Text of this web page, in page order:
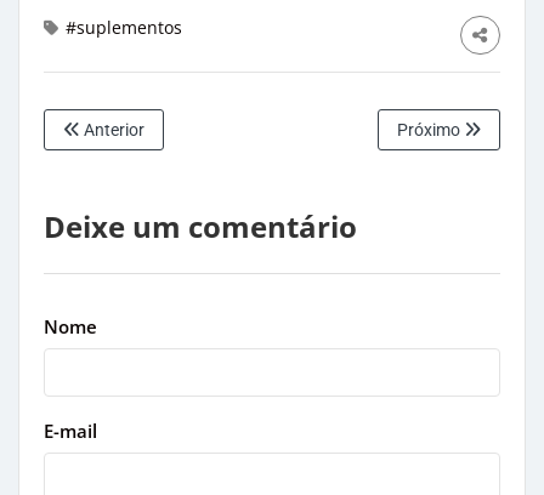
#suplementos
Anterior Próximo
Deixe um comentário
Nome
E-mail